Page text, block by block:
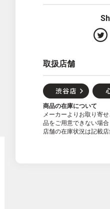
取扱店舗
商品の在庫について
メーカーよりお取り寄
品をご用意できない場合
店舗の在庫状況は記載